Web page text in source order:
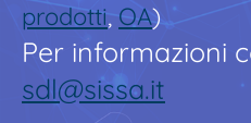
prodotti,OA)
Per informazioni
sdl@sissa.it